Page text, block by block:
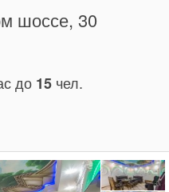
шоссе, 30
до 15 чел.